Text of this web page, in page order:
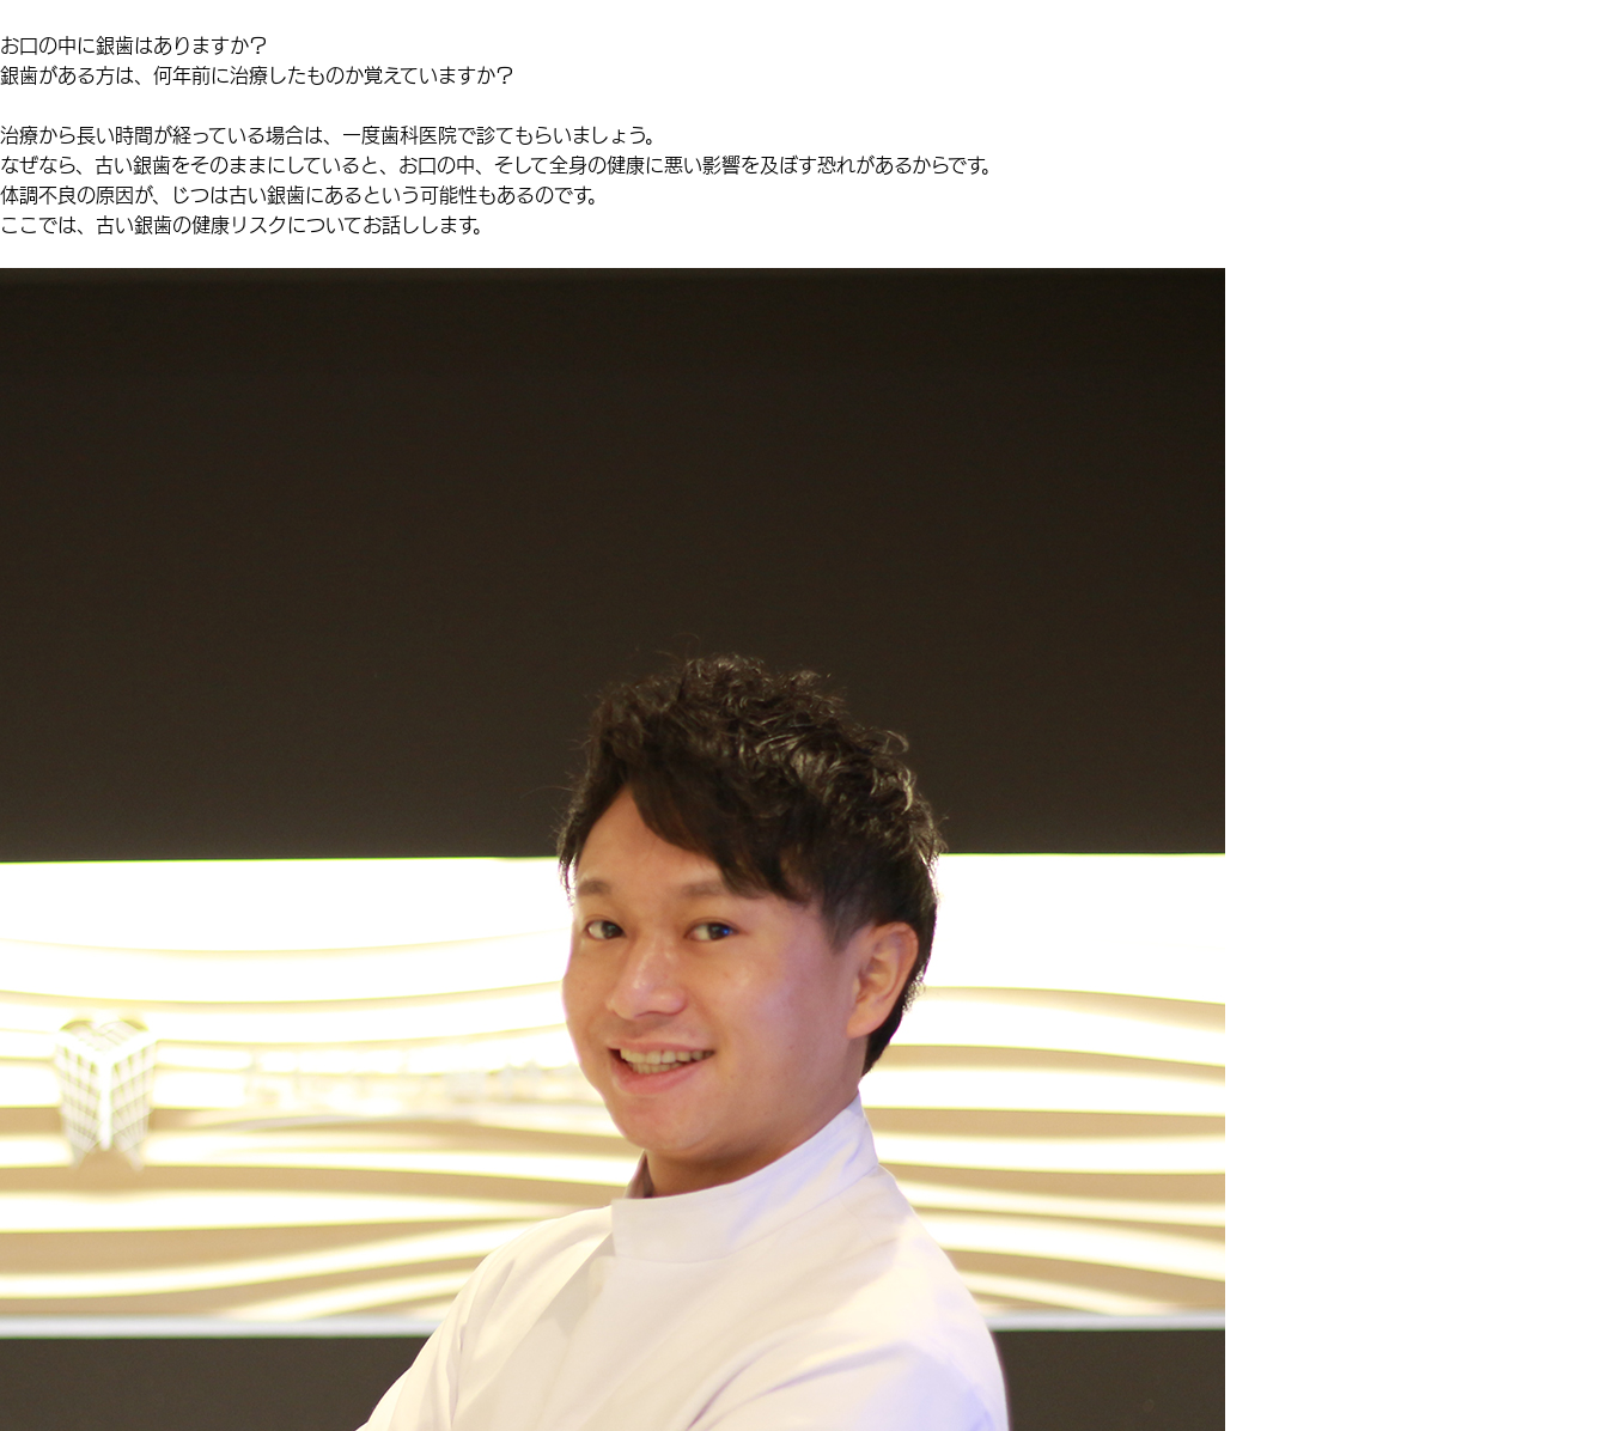
お口の中に銀歯はありますか？
銀歯がある方は、何年前に治療したものか覚えていますか？
治療から長い時間が経っている場合は、一度歯科医院で診てもらいましょう。
なぜなら、古い銀歯をそのままにしていると、お口の中、そして全身の健康に悪い影響を及ぼす恐れがあるからです。
体調不良の原因が、じつは古い銀歯にあるという可能性もあるのです。
ここでは、 古い銀歯の健康リスクについてお話しします。